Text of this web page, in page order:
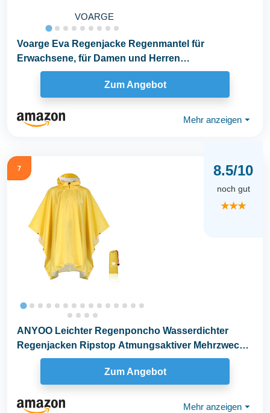
VOARGE
Voarge Eva Regenjacke Regenmantel für
Erwachsene, für Damen und Herren
Regenbekleidung Regencape...
Zum Angebot
Mehr anzeigen ⏷
7 8.5/10
noch gut
★★★
ANYOO Leichter Regenponcho Wasserdichter
Regenjacken Ripstop Atmungsaktiver Mehrzweck
Regenmantel...
Zum Angebot
Mehr anzeigen ⏷